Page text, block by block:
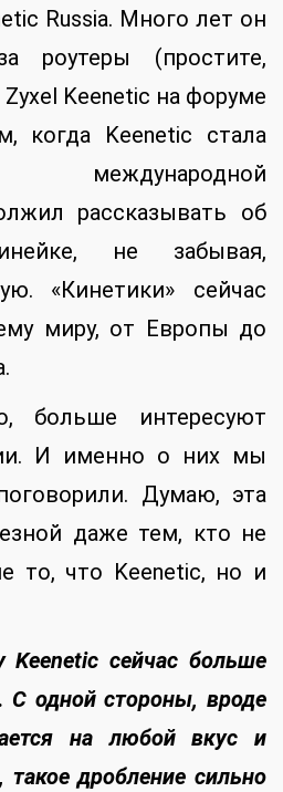
Russia. Много лет он
роутеры (простите,
Keenetic на форуме
когда Keenetic стала
международной
рассказывать об
не забывая,
«Кинетики» сейчас
миру, от Европы до
больше интересуют
И именно о них мы
Думаю, эта
даже тем, кто не
то, что Keenetic, но и
Keenetic сейчас больше
одной стороны, вроде
на любой вкус и
дробление сильно